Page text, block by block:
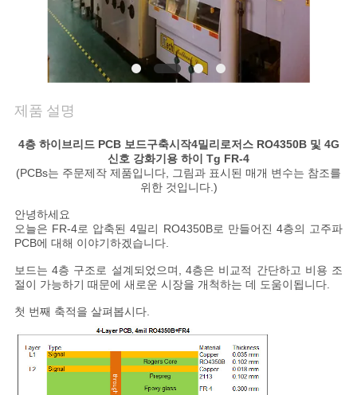
와
연
락
뉴
사
제품 설명
4층 하이브리드 PCB 보드구축시작4밀리 로저스 RO4350B 및 4G
신호 강화기용 하이 Tg FR-4
(PCBs는 주문제작 제품입니다, 그림과 표시된 매개 변수는 참조를
위한 것입니다.)
안녕하세요
오늘은 FR-4로 압축된 4밀리 RO4350B로 만들어진 4층의 고주파
PCB에 대해 이야기하겠습니다.
보드는 4층 구조로 설계되었으며, 4층은 비교적 간단하고 비용 조
절이 가능하기 때문에 새로운 시장을 개척하는 데 도움이됩니다.
첫 번째 축적을 살펴봅시다.